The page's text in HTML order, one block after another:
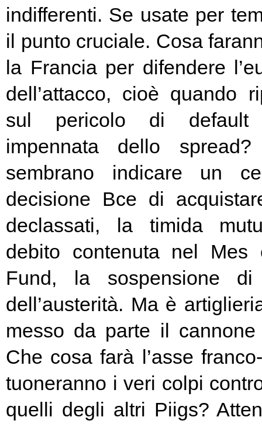
indifferenti. Se usate per
il punto cruciale. Cosa
la Francia per difendere
dell’attacco, cioè quando
sul pericolo di default
impennata dello
sembrano indicare un
decisione Bce di
declassati, la timida
debito contenuta nel Mes
Fund, la sospensione di
dell’austerità. Ma è
messo da parte il
Che cosa farà l’asse
tuoneranno i veri colpi
quelli degli altri Piigs?